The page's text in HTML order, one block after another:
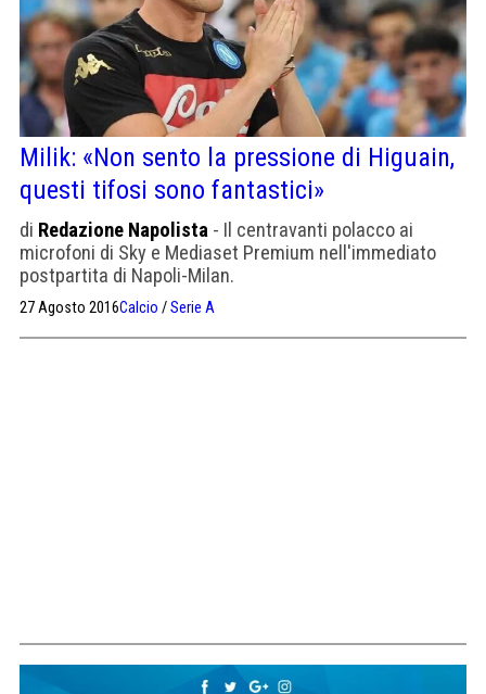
Milik: «Non sento la pressione di Higuain,
questi tifosi sono fantastici»
di Redazione Napolista - Il centravanti polacco ai
microfoni di Sky e Mediaset Premium nell'immediato
postpartita di Napoli-Milan.
27 Agosto 2016Calcio /Serie A